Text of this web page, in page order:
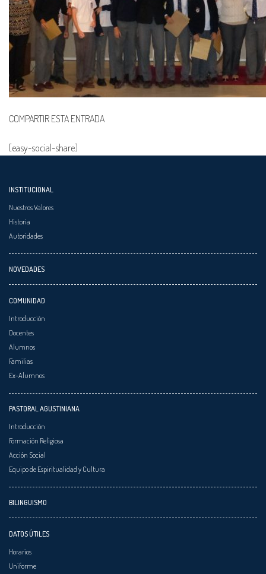
COMPARTIR ESTA ENTRADA
[easy-social-share]
INSTITUCIONAL
Nuestros Valores
Historia
Autoridades
NOVEDADES
COMUNIDAD
Introducción
Docentes
Alumnos
Familias
Ex-Alumnos
PASTORAL AGUSTINIANA
Introducción
Formación Religiosa
Acción Social
Equipo de Espiritualidad y Cultura
BILINGUISMO
DATOS ÚTILES
Horarios
Uniforme